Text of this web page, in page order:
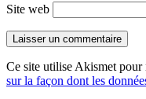
Site web
Ce site utilise Akismet pour
sur la façon dont les